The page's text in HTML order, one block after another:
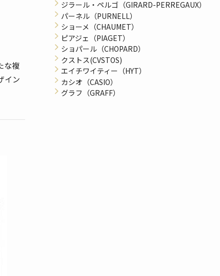
な複
イン
ジラール・ペルゴ（GIRARD-PERREGAUX）
パーネル（PURNELL）
ショーメ（CHAUMET）
ピアジェ（PIAGET）
ショパール（CHOPARD）
クストス(CVSTOS)
エイチワイティー（HYT）
カシオ（CASIO）
グラフ（GRAFF）